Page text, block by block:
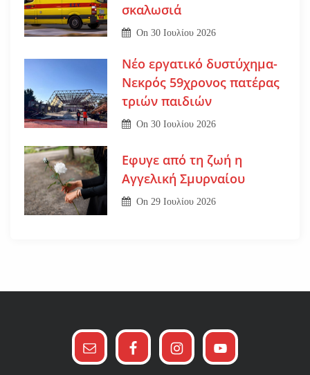
σκαλωσιά
On30 Ιουλίου 2026
Νέο εργατικό δυστύχημα-
Νεκρός 59χρονος πατέρας
τριών παιδιών
On30 Ιουλίου 2026
Εφυγε από τη ζωή η
Αγγελική Σμυρναίου
On29 Ιουλίου 2026